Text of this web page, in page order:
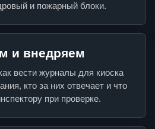
и пожарный блоки.
и внедряем
вести журналы для киоска
кто за них отвечает и что
при проверке.